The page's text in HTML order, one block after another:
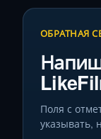
ОБРАТНАЯ
Поля с
указывать,